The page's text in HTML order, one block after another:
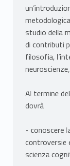
studio della
di contributi
filosofia,
Al termine
dovrà
- conoscere
controversie
scienza